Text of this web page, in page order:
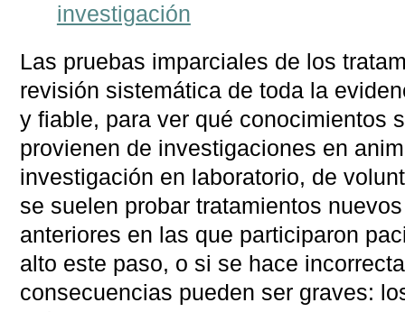
investigación
Las pruebas imparciales de los
revisión sistemática de toda la
y fiable, para ver qué conocimientos
provienen de investigaciones en
investigación en laboratorio, de
se suelen probar tratamientos
anteriores en las que participaron
alto este paso, o si se hace
consecuencias pueden ser graves: